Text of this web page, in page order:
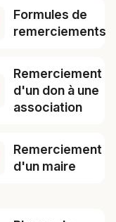
Formules de
remerciements
Remerciement
d'un don à une
association
Remerciement
d'un maire